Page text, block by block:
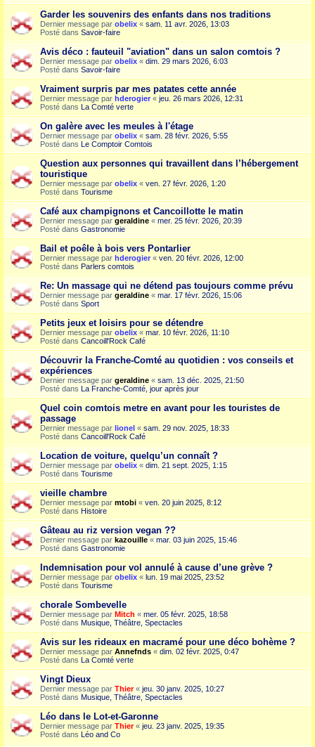
Garder les souvenirs des enfants dans nos traditions
Dernier message par obelix « sam. 11 avr. 2026, 13:03
Posté dans Savoir-faire
Avis déco : fauteuil "aviation" dans un salon comtois ?
Dernier message par obelix « dim. 29 mars 2026, 6:03
Posté dans Savoir-faire
Vraiment surpris par mes patates cette année
Dernier message par hderogier « jeu. 26 mars 2026, 12:31
Posté dans La Comté verte
On galère avec les meules à l'étage
Dernier message par obelix « sam. 28 févr. 2026, 5:55
Posté dans Le Comptoir Comtois
Question aux personnes qui travaillent dans l’hébergement
touristique
Dernier message par obelix « ven. 27 févr. 2026, 1:20
Posté dans Tourisme
Café aux champignons et Cancoillotte le matin
Dernier message par geraldine « mer. 25 févr. 2026, 20:39
Posté dans Gastronomie
Bail et poêle à bois vers Pontarlier
Dernier message par hderogier « ven. 20 févr. 2026, 12:00
Posté dans Parlers comtois
Re: Un massage qui ne détend pas toujours comme prévu
Dernier message par geraldine « mar. 17 févr. 2026, 15:06
Posté dans Sport
Petits jeux et loisirs pour se détendre
Dernier message par obelix « mar. 10 févr. 2026, 11:10
Posté dans Cancoill'Rock Café
Découvrir la Franche-Comté au quotidien : vos conseils et
expériences
Dernier message par geraldine « sam. 13 déc. 2025, 21:50
Posté dans La Franche-Comté, jour après jour
Quel coin comtois metre en avant pour les touristes de
passage
Dernier message par lionel « sam. 29 nov. 2025, 18:33
Posté dans Cancoill'Rock Café
Location de voiture, quelqu’un connaît ?
Dernier message par obelix « dim. 21 sept. 2025, 1:15
Posté dans Tourisme
vieille chambre
Dernier message par mtobi « ven. 20 juin 2025, 8:12
Posté dans Histoire
Gâteau au riz version vegan ??
Dernier message par kazouille « mar. 03 juin 2025, 15:46
Posté dans Gastronomie
Indemnisation pour vol annulé à cause d’une grève ?
Dernier message par obelix « lun. 19 mai 2025, 23:52
Posté dans Tourisme
chorale Sombevelle
Dernier message par Mitch « mer. 05 févr. 2025, 18:58
Posté dans Musique, Théâtre, Spectacles
Avis sur les rideaux en macramé pour une déco bohème ?
Dernier message par Annefnds « dim. 02 févr. 2025, 0:47
Posté dans La Comté verte
Vingt Dieux
Dernier message par Thier« jeu. 30 janv. 2025, 10:27
Posté dans Musique, Théâtre, Spectacles
Léo dans le Lot-et-Garonne
Dernier message par Thier« jeu. 23 janv. 2025, 19:35
Posté dans Léo and Co